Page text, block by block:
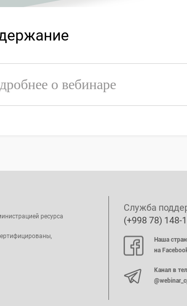
о вебинаре
ресурса
Служба
(+998 78) 148-
Наша
на
Канал в